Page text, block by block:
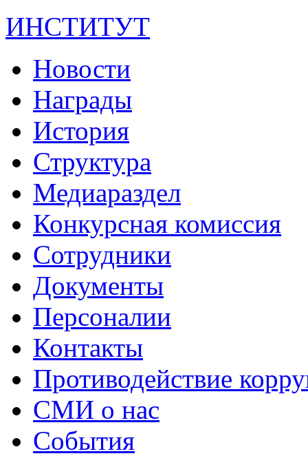
ИНСТИТУТ
Новости
Награды
История
Структура
Медиараздел
Конкурсная комиссия
Сотрудники
Документы
Персоналии
Контакты
Противодействие
СМИ о нас
События